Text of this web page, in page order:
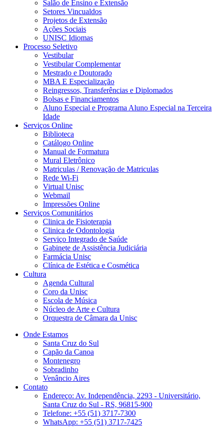
Salão de Ensino e Extensão
Setores Vincualdos
Projetos de Extensão
Ações Sociais
UNISC Idiomas
Processo Seletivo
Vestibular
Vestibular Complementar
Mestrado e Doutorado
MBA E Especialização
Reingressos, Transferências e Diplomados
Bolsas e Financiamentos
Aluno Especial e Programa Aluno Especial na Terceira
Idade
Serviços Online
Biblioteca
Catálogo Online
Manual de Formatura
Mural Eletrônico
Matriculas / Renovação de Matriculas
Rede Wi-Fi
Virtual Unisc
Webmail
Impressões Online
Serviços Comunitários
Clinica de Fisioterapia
Clinica de Odontologia
Serviço Integrado de Saúde
Gabinete de Assistência Judiciária
Farmácia Unisc
Clínica de Estética e Cosmética
Cultura
Agenda Cultural
Coro da Unisc
Escola de Música
Núcleo de Arte e Cultura
Orquestra de Câmara da Unisc
Onde Estamos
Santa Cruz do Sul
Capão da Canoa
Montenegro
Sobradinho
Venâncio Aires
Contato
Endereço: Av. Independência, 2293 - Universitário,
Santa Cruz do Sul - RS, 96815-900
Telefone: +55 (51) 3717-7300
WhatsApp: +55 (51) 3717-7425